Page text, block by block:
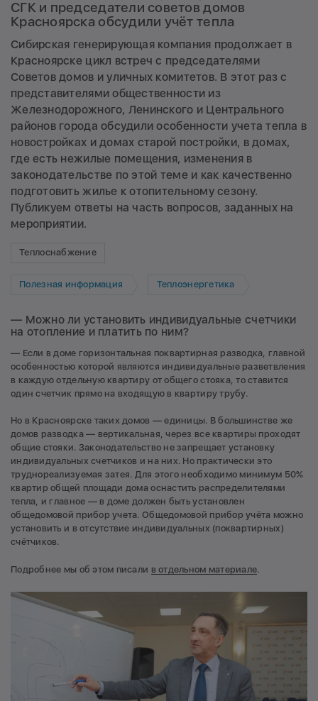
СГК и председатели советов домов
Красноярска обсудили учёт тепла
Сибирская генерирующая компания продолжает в
Красноярске цикл встреч с председателями
Советов домов и уличных комитетов. В этот раз с
представителями общественности из
Железнодорожного, Ленинского и Центрального
районов города обсудили особенности учета тепла в
новостройках и домах старой постройки, в домах,
где есть нежилые помещения, изменения в
законодательстве по этой теме и как качественно
подготовить жилье к отопительному сезону.
Публикуем ответы на часть вопросов, заданных на
мероприятии.
Теплоснабжение
Полезная информация Теплоэнергетика
— Можно ли установить индивидуальные счетчики
на отопление и платить по ним?
— Если в доме горизонтальная поквартирная разводка, главной
особенностью которой являются индивидуальные разветвления
в каждую отдельную квартиру от общего стояка, то ставится
один счетчик прямо на входящую в квартиру трубу.
Но в Красноярске таких домов — единицы. В большинстве же
домов разводка — вертикальная, через все квартиры проходят
общие стояки. Законодательство не запрещает установку
индивидуальных счетчиков и на них. Но практически это
труднореализуемая затея. Для этого необходимо минимум 50%
квартир общей площади дома оснастить распределителями
тепла, и главное — в доме должен быть установлен
общедомовой прибор учета. Общедомовой прибор учёта можно
установить и в отсутствие индивидуальных (поквартирных)
счётчиков.
Подробнее мы об этом писали в отдельном материале.